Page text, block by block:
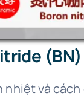
(BN)
nhiệt và